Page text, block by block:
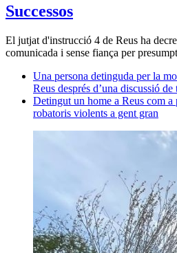
Successos
El jutjat d'instrucció 4 de Reus ha
comunicada i sense fiança per
Una persona detinguda per la
Reus després d’una discussió de
Detingut un home a Reus com a
robatoris violents a gent gran